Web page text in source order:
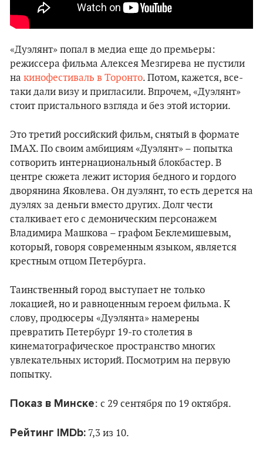
«Дуэлянт» попал в медиа еще до премьеры:
режиссера фильма Алексея Мезгирева не пустили
на кинофестиваль в Торонто. Потом, кажется, все-
таки дали визу и пригласили. Впрочем, «Дуэлянт»
стоит пристального взгляда и без этой истории.
Это третий российский фильм, снятый в формате
IMAX. По своим амбициям «Дуэлянт» – попытка
сотворить интернациональный блокбастер. В
центре сюжета лежит история бедного и гордого
дворянина Яковлева. Он дуэлянт, то есть дерется на
дуэлях за деньги вместо других. Долг чести
сталкивает его с демоническим персонажем
Владимира Машкова – графом Беклемишевым,
который, говоря современным языком, является
крестным отцом Петербурга.
Таинственный город выступает не только
локацией, но и равноценным героем фильма. К
слову, продюсеры «Дуэлянта» намерены
превратить Петербург 19-го столетия в
кинематографическое пространство многих
увлекательных историй. Посмотрим на первую
попытку.
Показ в Минске: c 29 сентября по 19 октября.
Рейтинг IMDb: 7,3 из 10.